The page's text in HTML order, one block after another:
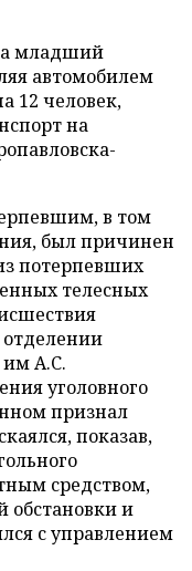
младший
автомобилем
12 человек,
на
в том
был причинен
потерпевших
телесных
А.С.
уголовного
признал
показав,
средством,
обстановки и
с управлением